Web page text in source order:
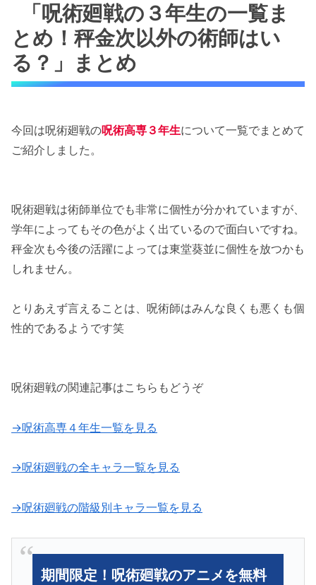
「呪術廻戦の３年生の一覧ま
とめ！秤金次以外の術師はい
る？」まとめ
今回は呪術廻戦の呪術高専３年生について一覧でまとめて
ご紹介しました。
呪術廻戦は術師単位でも非常に個性が分かれていますが、
学年によってもその色がよく出ているので面白いですね。
秤金次も今後の活躍によっては東堂葵並に個性を放つかも
しれません。
とりあえず言えることは、呪術師はみんな良くも悪くも個
性的であるようです笑
呪術廻戦の関連記事はこちらもどうぞ
→呪術高専４年生一覧を見る
→呪術廻戦の全キャラ一覧を見る
→呪術廻戦の階級別キャラ一覧を見る
期間限定！呪術廻戦のアニメを無料